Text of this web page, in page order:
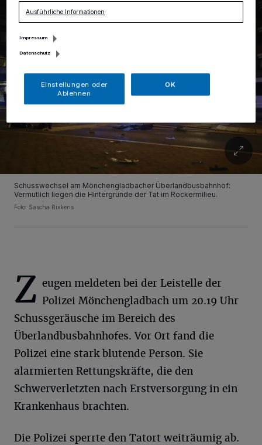
Schusswechsel am Mönchengladbacher Überlandbusbahnhof:
Vermutlich liegen die Hintergründe der Tat im Rockermilieu.
Foto: Sascha Rixkens
Z eugen meldeten bei der Leistelle der
Polizei Mönchengladbach um 20.19 Uhr
Schussgeräusche im Bereich des
Überlandbusbahnhofes. Vor Ort fand die
Polizei eine stark blutende Person. Sie
alarmierten Rettungskräfte, die den
Schwerverletzten nach Erstversorgung in ein
Krankenhaus brachten.
Die Polizei sperrte den Tatort weiträumig ab.
Ausführliche Informationen
Impressum
Datenschutz
Einstellungen oder
Ablehnen
OK